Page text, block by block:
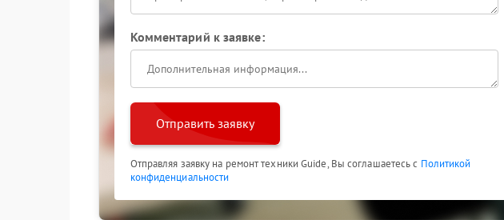
Комментарий к заявке:
Отправить заявку
Отправляя заявку на ремонт техники Guide, Вы соглашаетесь с Политикой
конфиденциальности